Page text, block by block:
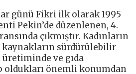
günü Fikri ilk olarak 1995
Pekin’de düzenlenen, 4.
çıkmıştır. Kadınların
sürdürülebilir
üretiminde ve gıda
oldukları önemli konumdan